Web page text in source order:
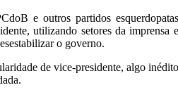
e outros partidos esquerdopatas
utilizando setores da imprensa e
o governo.
de vice-presidente, algo inédito